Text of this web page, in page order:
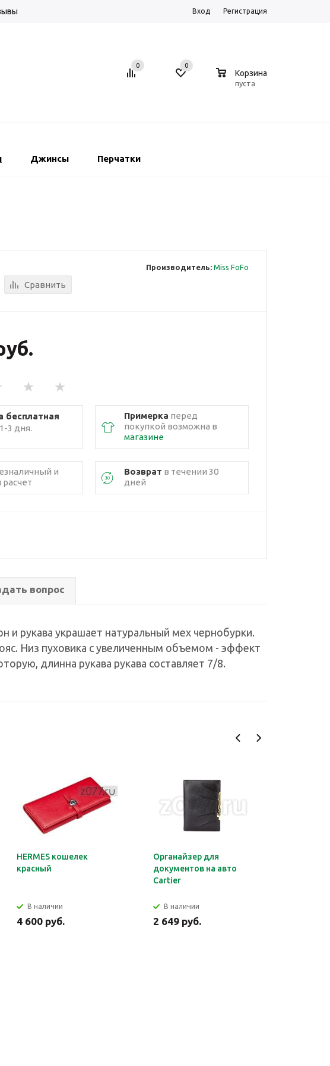
Вход Регистрация
0 0
Корзина
пуста
Джинсы Перчатки
Производитель: Miss FoFo
Сравнить
бесплатная
3 дня.
Примерка перед
покупкой возможна в
магазине
и
Возврат в течении 30
дней
вопрос
и рукава украшает натуральный мех чернобурки.
Низ пуховика с увеличенным объемом - эффект
длинна рукава рукава составляет 7/8.
HERMES кошелек
красный
В наличии
4 600 руб.
Органайзер для
документов на авто
Cartier
В наличии
2 649 руб.